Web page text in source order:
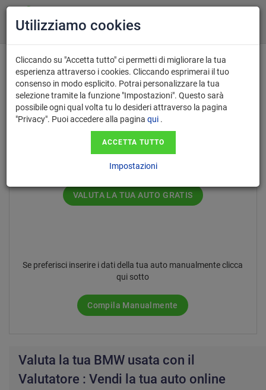
Inserisci il numero di targa nel
formato AA123AA.
VALUTA LA TUA AUTO GRATIS
Se preferisci inserire i dati della tua auto manualmente clicca
qui sotto
Compila Manualmente
Valuta la tua BMW usata con il
Valutatore : Vendi la tua auto online
Utilizziamo cookies
Cliccando su "Accetta tutto" ci permetti di migliorare la tua
esperienza attraverso i cookies. Cliccando esprimerai il tuo
consenso in modo esplicito. Potrai personalizzare la tua
selezione tramite la funzione "Impostazioni". Questo sarà
possibile ogni qual volta tu lo desideri attraverso la pagina
"Privacy". Puoi accedere alla pagina qui .
ACCETTA TUTTO
Impostazioni